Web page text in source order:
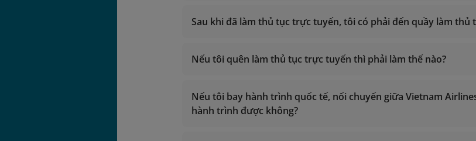
Đổi chuyến bay: Truy cập mục " Quản lý đặt chỗ" - "Hỗ trợ
Sau khi đã làm thủ tục trực tuyến, tôi có phải đến quầy làm thủ
Nếu có hành lý ký gửi, Quý khách đến quầy gửi hành lý
Nếu tôi quên làm thủ tục trực tuyến thì phải làm thế nào?
Nếu tôi bay hành trình quốc tế, nối chuyến giữa Vietnam
hành trình được không?